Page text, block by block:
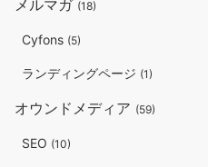
メルマガ (18)
Cyfons (5)
ランディングページ (1)
オウンドメディア (59)
SEO (10)